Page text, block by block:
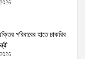
পরিবারের হাতে চাকরির